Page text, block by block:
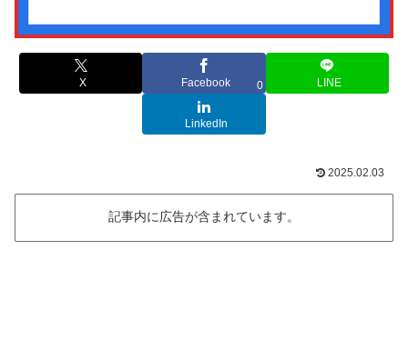
X Facebook 0 LINE
LinkedIn
2025.02.03
記事内に広告が含まれています。